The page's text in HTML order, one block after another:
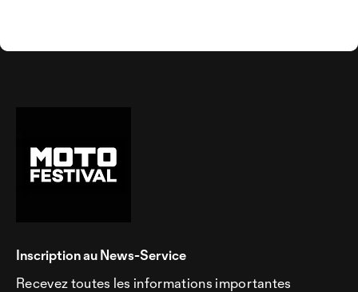
Inscription au News-Service
Recevez toutes les informations importantes